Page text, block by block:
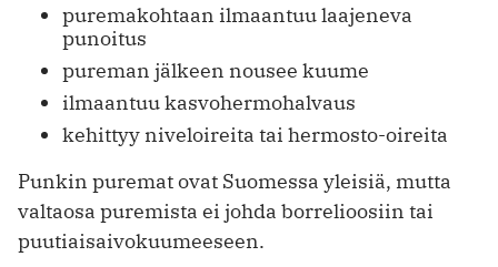
puremakohtaan ilmaantuu laajeneva
punoitus
pureman jälkeen nousee kuume
ilmaantuu kasvohermohalvaus
kehittyy niveloireita tai hermosto-oireita
Punkin puremat ovat Suomessa yleisiä, mutta
valtaosa puremista ei johda borrelioosiin tai
puutiaisaivokuumeeseen.